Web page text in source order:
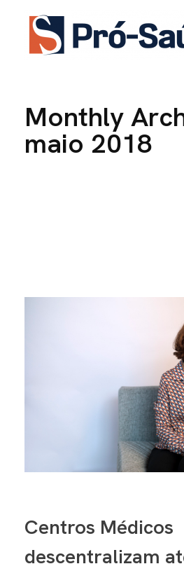
Home
Monthly
maio 2018
Centros Médicos
descentralizam